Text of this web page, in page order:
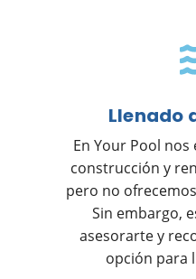
Llenado
En Your Pool nos
construcción y
pero no
Sin embargo,
asesorarte y
opción para